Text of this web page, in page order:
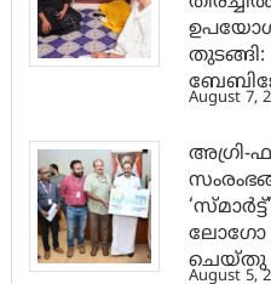
തുടങ്ങി:
August 7,
അഗ്രി-
ലോഗോ
ചെയ്തു
August 5,